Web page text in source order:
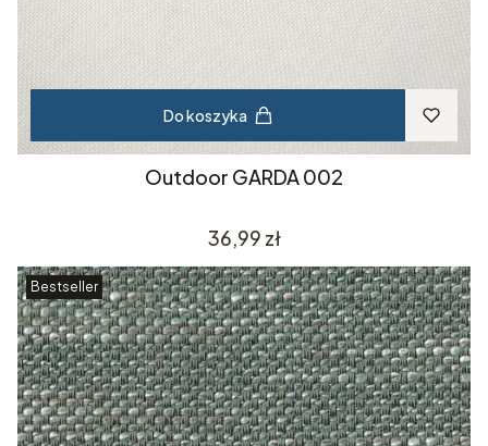
Do koszyka
Outdoor GARDA 002
Cena
36,99 zł
Bestseller